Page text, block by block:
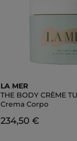
LA MER
THE BODY CRÈME
Crema Corpo
234,50 €